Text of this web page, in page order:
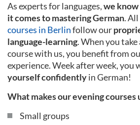
As experts for languages,we
it comes to mastering German.
courses in Berlinfollow our
language-learning. When you
course with us, you benefit from
experience. Week after week, you
yourself confidentlyin German!
What makes our evening courses
Small groups